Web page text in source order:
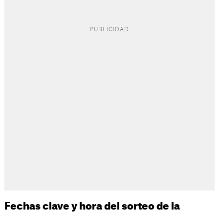
Fechas clave y hora del sorteo de la